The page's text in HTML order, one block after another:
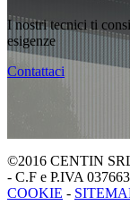
I nostri tecnici ti
esigenze
Contattaci
©2016 CENTIN
- C.F e P.IVA
COOKIE -